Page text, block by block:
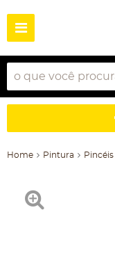
Home Pintura Pincéis